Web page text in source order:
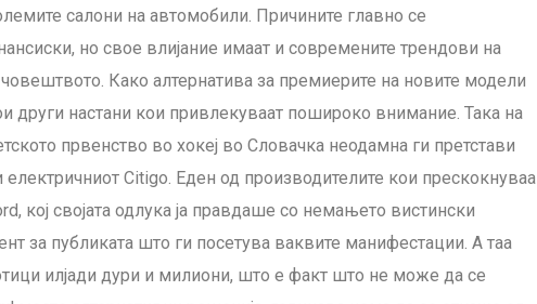
салони на автомобили. Причините главно се
но свое влијание имаат и современите трендови на
човештвото. Како алтернатива за премиерите на новите модели
други настани кои привлекуваат пошироко внимание. Така на
првенство во хокеј во Словачка неодамна ги претстави
Citigo. Еден од производителите кои прескокнуваа
кој својата одлука ја правдаше со немањето вистински
за публиката што ги посетува ваквите манифестации. А таа
илјади дури и милиони, што е факт што не може да се